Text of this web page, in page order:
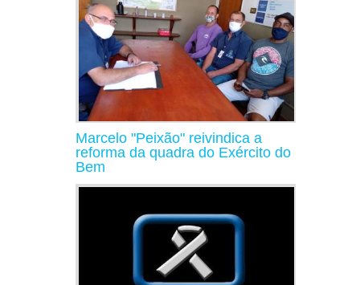
Marcelo "Peixão" reivindica a
reforma da quadra do Exército do
Bem